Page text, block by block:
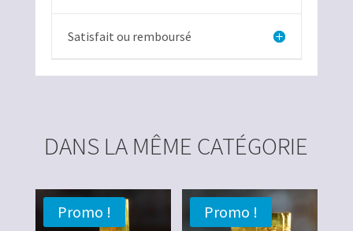
Satisfait ou remboursé
DANS LA MÊME CATÉGORIE
Promo ! Promo !